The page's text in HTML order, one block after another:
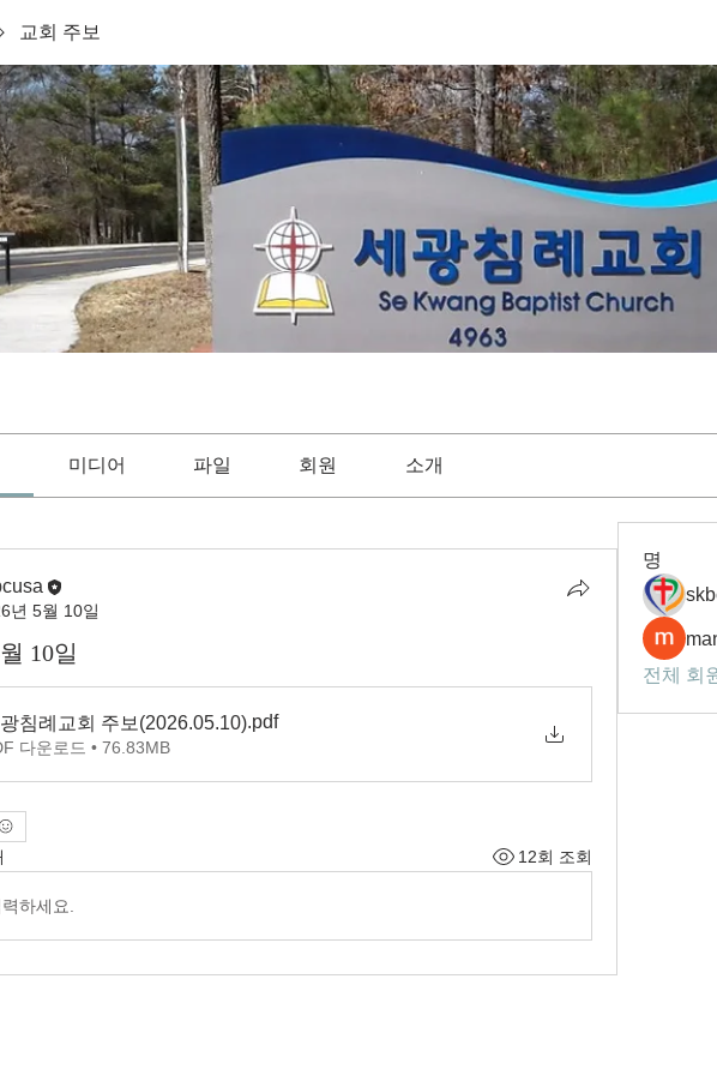
교회 주보
미디어 파일 회원 소개
년 5월 10일
10일
침례교회 주보(2026.05.10).pdf
다운로드 • 76.83MB
12회 조회
하세요.
명
전체 회